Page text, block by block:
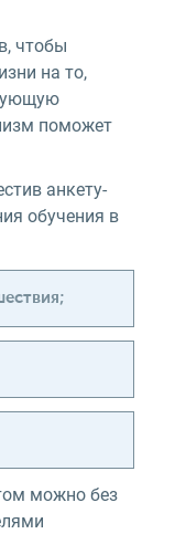
чтобы
на то,
поможет
анкету-
обучения в
можно без